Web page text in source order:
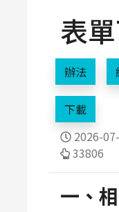
表
辦法
下載
2026-
33806
一、